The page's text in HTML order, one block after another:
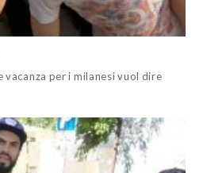
vacanza per i milanesi vuol dire